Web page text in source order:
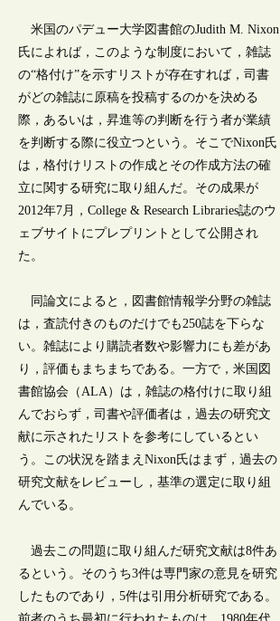
米国のパデュー大学図書館のJudith M. Nixon
氏によれば，このような制度において，雑誌
の“格付け”を示すリストが存在すれば，司書
がどの雑誌に原稿を投稿するのかを決める
際，あるいは，昇進等の判断を行う者が業績
を判断する際に役立つという。そこでNixon氏
は，格付けリストの作成とその作成方法の確
立に関する研究に取り組んだ。その成果が
2012年7月，College & Research Libraries誌のウ
ェブサイトにプレプリントとして公開され
た。
同論文によると，図書館情報学分野の雑誌
は，査読付きのものだけでも250誌を下らな
い。雑誌により購読者数や影響力にも差があ
り，評価もまちまちである。一方で，米国図
書館協会（ALA）は，雑誌の格付けに取り組
んでおらず，司書や評価者は，過去の研究文
献に示されたリストを参考にしているとい
う。この状況を踏まえNixon氏はまず，過去の
研究文献をレビューし，基準の選定に取り組
んでいる。
過去この問題に取り組んだ研究文献は8件あ
るという。そのうち3件は専門家の意見を研究
したものであり，5件は引用分析研究である。